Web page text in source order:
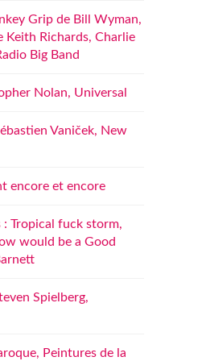
Grip de Bill Wyman,
Keith Richards, Charlie
Big Band
Nolan, Universal
Vaniček, New
encore et encore
: Tropical fuck storm,
would be a Good
Spielberg,
Peintures de la